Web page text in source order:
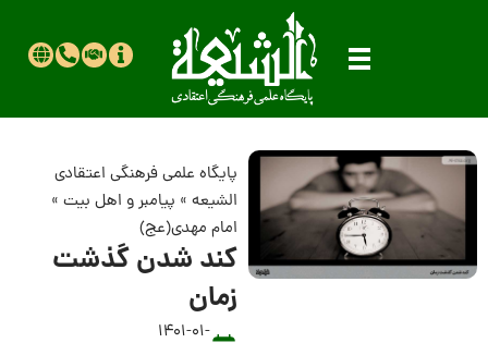
پایگاه علمی فرهنگی اعتقادی
الشیعه» پیامبر و اهل بیت»
امام مهدی(عج)
کند شدن گذشت
زمان
1401-01-